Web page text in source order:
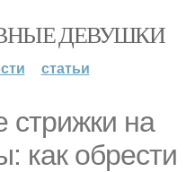
ДЕВУШКИ
статьи
на
как обрести